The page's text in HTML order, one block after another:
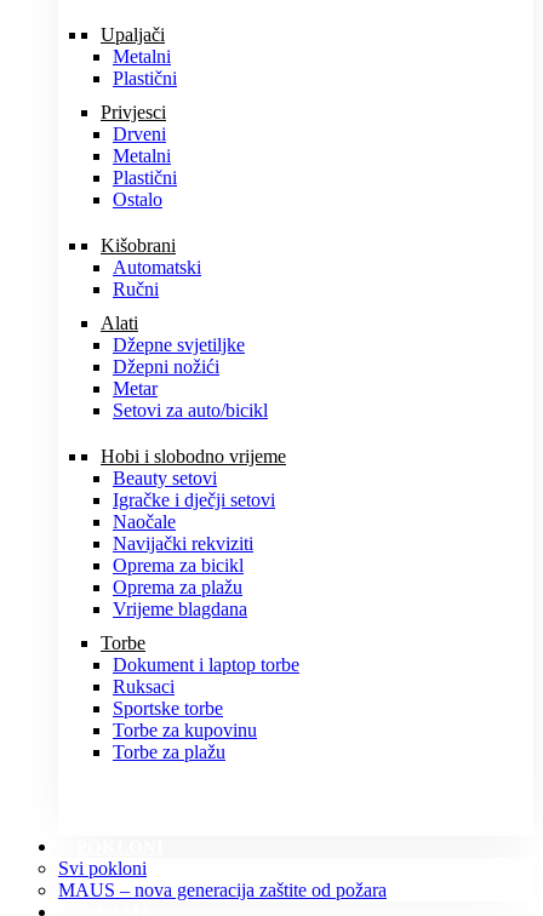
Upaljači
Metalni
Plastični
Privjesci
Drveni
Metalni
Plastični
Ostalo
Kišobrani
Automatski
Ručni
Alati
Džepne svjetiljke
Džepni nožići
Metar
Setovi za auto/bicikl
Hobi i slobodno vrijeme
Beauty setovi
Igračke i dječji setovi
Naočale
Navijački rekviziti
Oprema za bicikl
Oprema za plažu
Vrijeme blagdana
Torbe
Dokument i laptop torbe
Ruksaci
Sportske torbe
Torbe za kupovinu
Torbe za plažu
Svi pokloni
MAUS – nova generacija zaštite od požara